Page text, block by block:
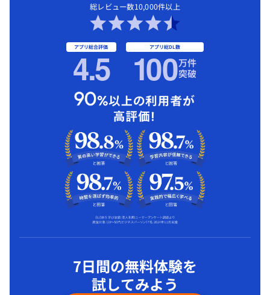
総レビュー数10,000件以上
アプリ総合評価
4.5 アプリ総DL数
100万件
突破
7日間の無料体験を
試してみよう